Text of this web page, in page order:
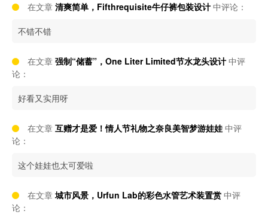
在文章 清爽简单，Fifthrequisite牛仔裤包装设计 中评论：
不错不错
在文章 强制“储蓄”，One Liter Limited节水龙头设计 中评
论：
好看又实用呀
在文章 互赠才是爱！情人节礼物之奈良美智梦游娃娃 中评
论：
这个娃娃也太可爱啦
在文章 城市风景，Urfun Lab的彩色水管艺术装置赏 中评
论：